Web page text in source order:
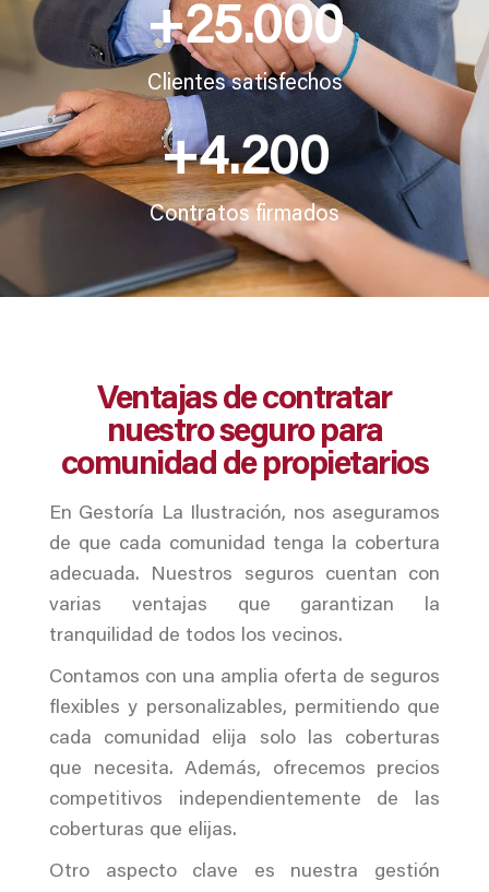
Clientes satisfechos
+25.000
Contratos firmados
+4.200
Ventajas de contratar
nuestro seguro para
comunidad de propietarios
En Gestoría La Ilustración, nos aseguramos
de que cada comunidad tenga la cobertura
adecuada. Nuestros seguros cuentan con
varias ventajas que garantizan la
tranquilidad de todos los vecinos.
Contamos con una amplia oferta de seguros
flexibles y personalizables, permitiendo que
cada comunidad elija solo las coberturas
que necesita. Además, ofrecemos precios
competitivos independientemente de las
coberturas que elijas.
Otro aspecto clave es nuestra gestión